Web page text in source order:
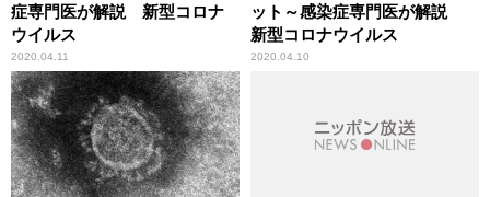
症専門医が解説 新型コロナ
ウイルス
2020.04.11
ット～感染症専門医が解説
新型コロナウイルス
2020.04.10